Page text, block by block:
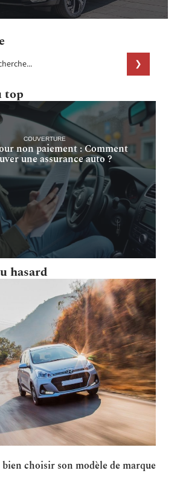
top
COUVERTURE
non paiement : Comment
une assurance auto ?
hasard
choisir son modèle de marque